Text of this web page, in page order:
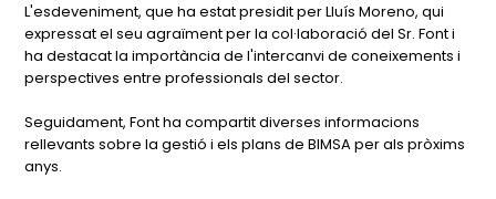
L'esdeveniment, que ha estat presidit per Lluís Moreno, qui
expressat el seu agraïment per la col·laboració del Sr. Font i
ha destacat la importància de l'intercanvi de coneixements i
perspectives entre professionals del sector.
Seguidament, Font ha compartit diverses informacions
rellevants sobre la gestió i els plans de BIMSA per als pròxims
anys.